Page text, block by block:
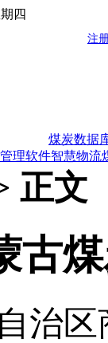
四
煤炭数据
理软件智慧物流
正文
古
治区